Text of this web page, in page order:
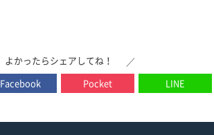
よかったらシェアしてね！
／
Facebook Pocket LINE